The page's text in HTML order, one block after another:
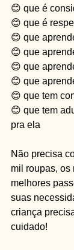
😊 que é
😊 que é
😊 que
😊 que
😊 que
😊 que
😊 que tem
😊 que tem
pra ela
Não precisa
mil roupas, os
melhores
suas
criança
cuidado!